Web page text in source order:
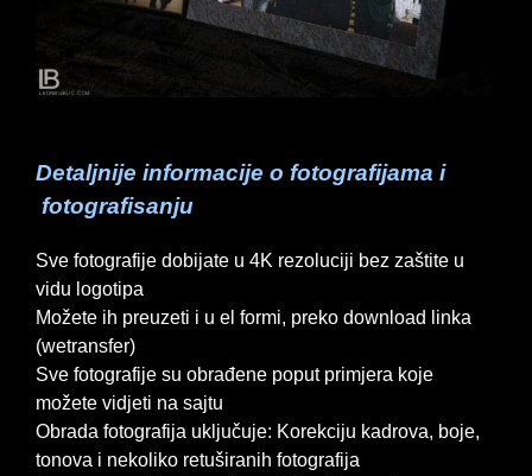
Detaljnije informacije o fotografijama i
fotografisanju
Sve fotografije dobijate u 4K rezoluciji bez zaštite u
vidu logotipa
Možete ih preuzeti i u el formi, preko download linka
(wetransfer)
Sve fotografije su obrađene poput primjera koje
možete vidjeti na sajtu
Obrada fotografija uključuje: Korekciju kadrova, boje,
tonova i nekoliko retuširanih fotografija